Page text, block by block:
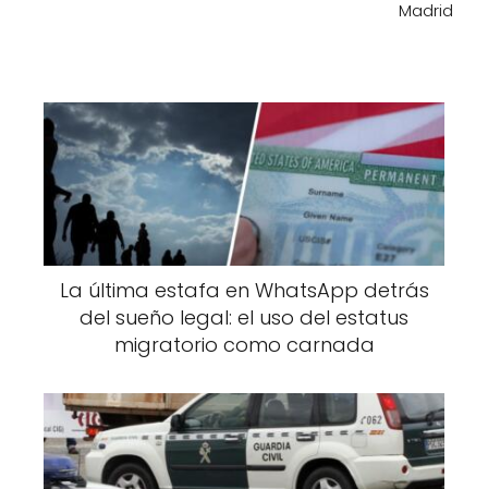
Madrid
La última estafa en WhatsApp detrás
del sueño legal: el uso del estatus
migratorio como carnada